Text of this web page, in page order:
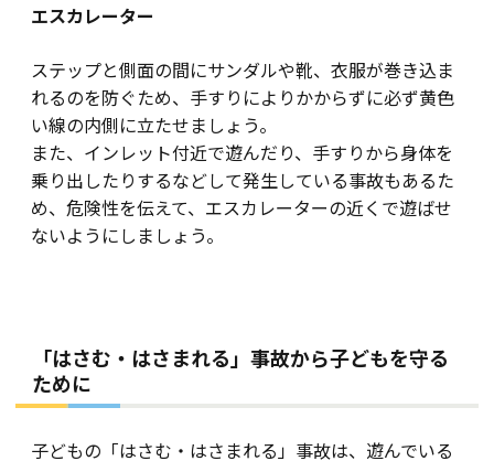
エスカレーター
ステップと側面の間にサンダルや靴、衣服が巻き込ま
れるのを防ぐため、手すりによりかからずに必ず黄色
い線の内側に立たせましょう。
また、インレット付近で遊んだり、手すりから身体を
乗り出したりするなどして発生している事故もあるた
め、危険性を伝えて、エスカレーターの近くで遊ばせ
ないようにしましょう。
「はさむ・はさまれる」事故から子どもを守る
ために
子どもの「はさむ・はさまれる」事故は、遊んでいる